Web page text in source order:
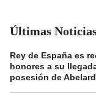
Últimas
Rey de España es
honores a su
posesión de